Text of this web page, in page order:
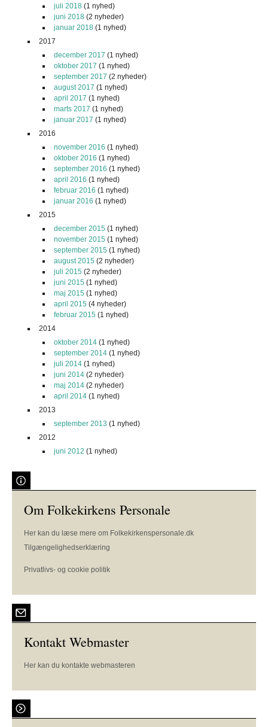
juli 2018 (1 nyhed)
juni 2018 (2 nyheder)
januar 2018 (1 nyhed)
2017
december 2017 (1 nyhed)
oktober 2017 (1 nyhed)
september 2017 (2 nyheder)
august 2017 (1 nyhed)
april 2017 (1 nyhed)
marts 2017 (1 nyhed)
januar 2017 (1 nyhed)
2016
november 2016 (1 nyhed)
oktober 2016 (1 nyhed)
september 2016 (1 nyhed)
april 2016 (1 nyhed)
februar 2016 (1 nyhed)
januar 2016 (1 nyhed)
2015
december 2015 (1 nyhed)
november 2015 (1 nyhed)
september 2015 (1 nyhed)
august 2015 (2 nyheder)
juli 2015 (2 nyheder)
juni 2015 (1 nyhed)
maj 2015 (1 nyhed)
april 2015 (4 nyheder)
februar 2015 (1 nyhed)
2014
oktober 2014 (1 nyhed)
september 2014 (1 nyhed)
juli 2014 (1 nyhed)
juni 2014 (2 nyheder)
maj 2014 (2 nyheder)
april 2014 (1 nyhed)
2013
september 2013 (1 nyhed)
2012
juni 2012 (1 nyhed)
Om Folkekirkens Personale
Her kan du læse mere om Folkekirkenspersonale.dk
Tilgængelighedserklæring
Privatlivs- og cookie politik
Kontakt Webmaster
Her kan du kontakte webmasteren